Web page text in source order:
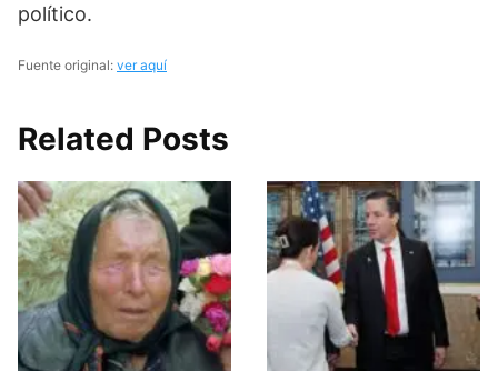
político.
Fuente original: ver aquí
Related Posts